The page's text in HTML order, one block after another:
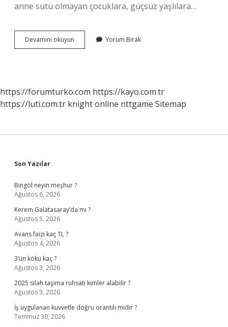
anne sütü olmayan çocuklara, güçsüz yaşlılara…
Devamını okuyun
Suyu
Yorum Bırak
https://forumturko.com https://kayo.com.tr
https://luti.com.tr knight online nttgame Sitemap
Sidebar
Son Yazılar
Bingöl neyin meşhur ?
Ağustos 6, 2026
Kerem Galatasaray’da mı ?
Ağustos 5, 2026
Avans faizi kaç TL ?
Ağustos 4, 2026
3’ün kökü kaç ?
Ağustos 3, 2026
2025 silah taşıma ruhsatı kimler alabilir ?
Ağustos 3, 2026
İş uygulanan kuvvetle doğru orantılı mıdır ?
Temmuz 30, 2026